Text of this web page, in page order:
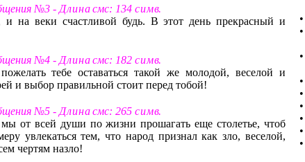
№3 - Д л и н асмс: 134 с и м в.
и на веки счастливой будь. В этот день прекрасный и
№4 - Д л и н асмс: 182 с и м в.
тебе оставаться такой же молодой, веселой и
и выбор правильной стоит перед тобой!
№5 - Д л и н асмс: 265 с и м в.
от всей души по жизни прошагать еще столетье, чтоб
увлекаться тем, что народ признал как зло, веселой,
чертям назло!